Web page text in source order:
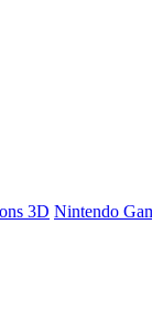
3D Nintendo